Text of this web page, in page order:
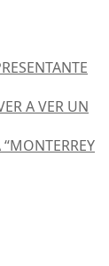
A VER UN